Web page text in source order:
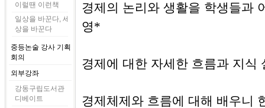
이럴땐 이런책
일상을 바꾼다, 세
상을 바꾼다
중등논술 강사 기획
회의
외부강좌
강동구립도서관
디베이트
경제의 논리와 생활을 학생들과
영*
경제에 대한 자세한 흐름과 지식
경제체제와 흐름에 대해 배우니